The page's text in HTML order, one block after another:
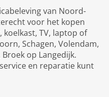
van Noord-
voor het kopen
TV, laptop of
Schagen, Volendam,
op Langedijk.
en reparatie kunt